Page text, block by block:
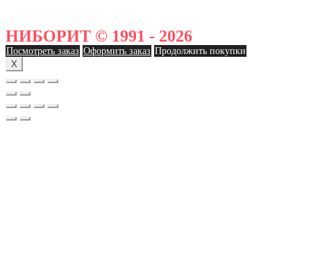
НИБОРИТ © 1991 - 2026
Посмотреть заказ Оформить заказ Продолжить покупки
X